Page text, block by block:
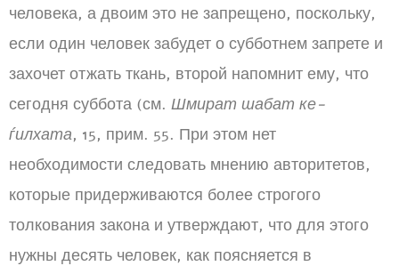
человека, а двоим это не запрещено, поскольку,
если один человек забудет о субботнем запрете и
захочет отжать ткань, второй напомнит ему, что
сегодня суббота (см. Шмират шабат ке-
ѓилхата, 15, прим. 55. При этом нет
необходимости следовать мнению авторитетов,
которые придерживаются более строгого
толкования закона и утверждают, что для этого
нужны десять человек, как поясняется в